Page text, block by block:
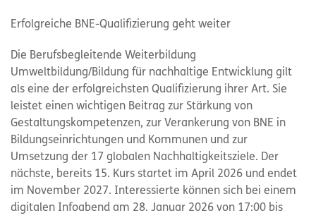
Erfolgreiche BNE-Qualifizierung geht weiter
Die Berufsbegleitende Weiterbildung
Umweltbildung/Bildung für nachhaltige Entwicklung gilt
als eine der erfolgreichsten Qualifizierung ihrer Art. Sie
leistet einen wichtigen Beitrag zur Stärkung von
Gestaltungskompetenzen, zur Verankerung von BNE in
Bildungseinrichtungen und Kommunen und zur
Umsetzung der 17 globalen Nachhaltigkeitsziele. Der
nächste, bereits 15. Kurs startet im April 2026 und endet
im November 2027. Interessierte können sich bei einem
digitalen Infoabend am 28. Januar 2026 von 17:00 bis